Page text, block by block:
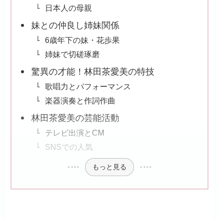
日本人の母親
妹との仲良し姉妹関係
6歳年下の妹・花歩果
姉妹で切磋琢磨
驚異の才能！林田茶愛美の特技
歌唱力とパフォーマンス
楽器演奏と作詞作曲
林田茶愛美の芸能活動
テレビ出演とCM
SNSでの人気
もっと見る